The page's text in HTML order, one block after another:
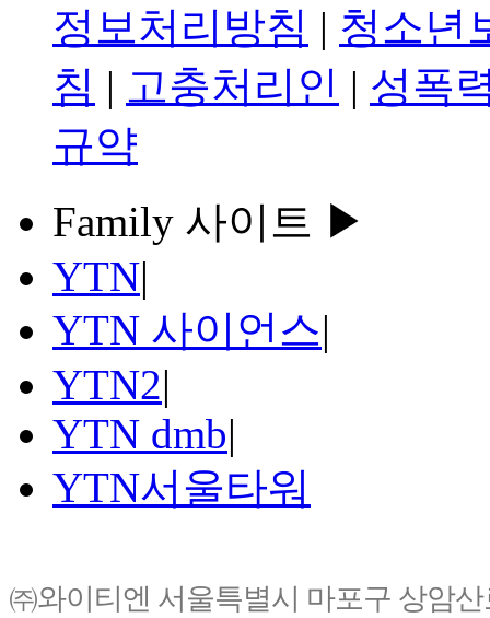
정보처리방침 | 청소년
침 | 고충처리인 | 성폭
규약
Family 사이트 ▶
YTN|
YTN 사이언스|
YTN2|
YTN dmb|
YTN서울타워
㈜와이티엔 서울특별시 마포구 상암